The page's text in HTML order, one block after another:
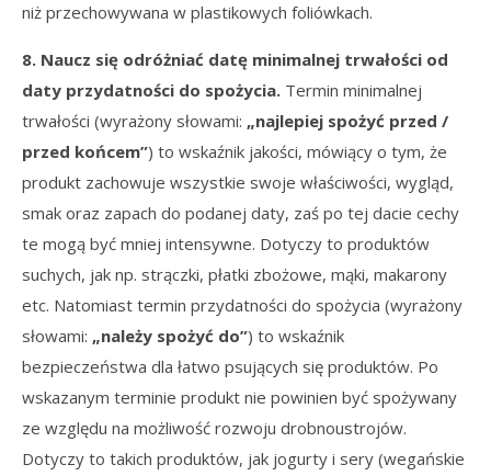
niż przechowywana w plastikowych foliówkach.
8. Naucz się odróżniać datę minimalnej trwałości od
daty przydatności do spożycia. Termin minimalnej
trwałości (wyrażony słowami: „najlepiej spożyć przed /
przed końcem”) to wskaźnik jakości, mówiący o tym, że
produkt zachowuje wszystkie swoje właściwości, wygląd,
smak oraz zapach do podanej daty, zaś po tej dacie cechy
te mogą być mniej intensywne. Dotyczy to produktów
suchych, jak np. strączki, płatki zbożowe, mąki, makarony
etc. Natomiast termin przydatności do spożycia (wyrażony
słowami: „należy spożyć do”) to wskaźnik
bezpieczeństwa dla łatwo psujących się produktów. Po
wskazanym terminie produkt nie powinien być spożywany
ze względu na możliwość rozwoju drobnoustrojów.
Dotyczy to takich produktów, jak jogurty i sery (wegańskie